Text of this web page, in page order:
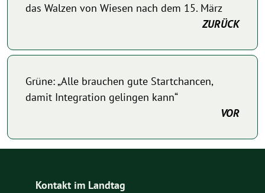
das Walzen von Wiesen nach dem 15. März
ZURÜCK
Grüne: „Alle brauchen gute Startchancen,
damit Integration gelingen kann“
VOR
Kontakt im Landtag